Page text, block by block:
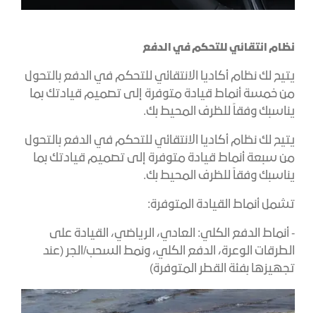
نظام انتقائي للتحكم في الدفع
يتيح لك نظام أكاديا الانتقائي للتحكم في الدفع بالتحول
من خمسة أنماط قيادة متوفرة إلى تصميم قيادتك بما
يناسبك وفقاً للظرف المحيط بك.
يتيح لك نظام أكاديا الانتقائي للتحكم في الدفع بالتحول
من سبعة أنماط قيادة متوفرة إلى تصميم قيادتك بما
يناسبك وفقاً للظرف المحيط بك.
تشمل أنماط القيادة المتوفرة:
- أنماط الدفع الكلي: العادي، الرياضي، القيادة على
الطرقات الوعرة، الدفع الكلي، ونمط السحب/الجر (عند
تجهيزها بفئة القطر المتوفرة)